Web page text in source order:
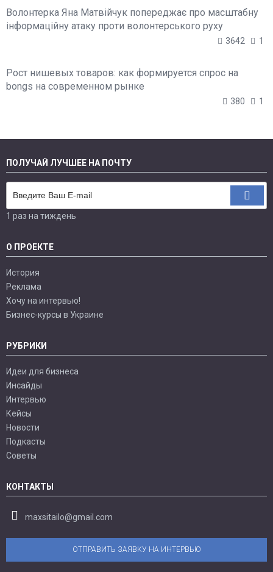
Волонтерка Яна Матвійчук попереджає про масштабну
інформаційну атаку проти волонтерського руху
3642 1
Рост нишевых товаров: как формируется спрос на
bongs на современном рынке
380 1
ПОЛУЧАЙ ЛУЧШЕЕ НА ПОЧТУ
1 раз на тиждень
О ПРОЕКТЕ
История
Реклама
Хочу на интервью!
Бизнес-курсы в Украине
РУБРИКИ
Идеи для бизнеса
Инсайды
Интервью
Кейсы
Новости
Подкасты
Советы
КОНТАКТЫ
maxsitailo@gmail.com
ОТПРАВИТЬ ЗАЯВКУ НА ИНТЕРВЬЮ